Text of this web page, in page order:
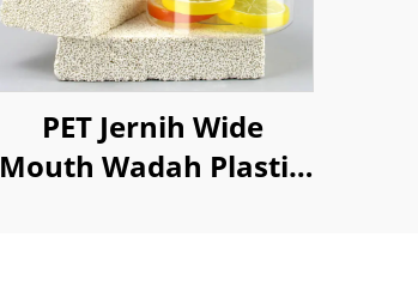
PET Jernih Wide
Mouth Wadah Plastik